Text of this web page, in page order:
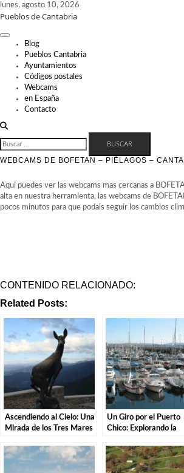
Skip
to
lunes, agosto 10, 2026
Pueblos de Cantabria
Blog
Pueblos Cantabria
Ayuntamientos
Códigos postales
Webcams
en España
Contacto
BUSCAR:
WEBCAMS DE BOFETAN – PIÉLAGOS –
Aqui puedes ver las webcams mas cercanas a
alta en nuestra herramienta, las webcams de
pocos minutos para que podais seguir los cambios
CONTENIDO RELACIONADO:
Related Posts:
Ascendiendo al Cielo: Una
Mirada de los Tres Mares
Un Giro por el Puerto
Chico: Explorando la